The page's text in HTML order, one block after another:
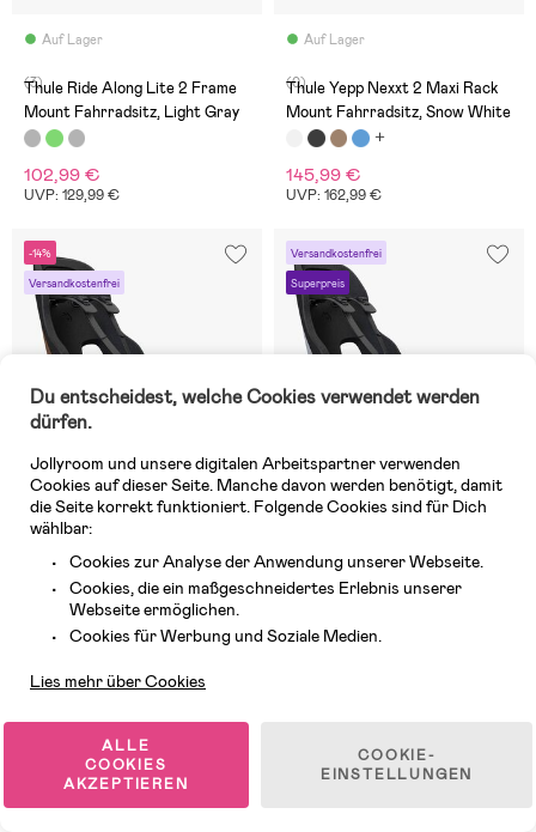
Auf Lager
(3)
Thule Ride Along Lite 2 Frame
Mount Fahrradsitz, Light Gray
102,99 €
UVP: 129,99 €
Auf Lager
(0)
Thule Yepp Nexxt 2 Maxi Rack
Mount Fahrradsitz, Snow White
145,99 €
UVP: 162,99 €
-14%
Versandkostenfrei
Auf Lager
Thule Yepp Nexxt 2 Maxi Rack
Brown
Versandkostenfrei
Superpreis
Auf Lager
(1)
Thule Yepp Nexxt 2 Maxi Frame
UVP: 182,99 €
Du entscheidest, welche Cookies verwendet werden
dürfen.
Jollyroom und unsere digitalen Arbeitspartner verwenden
Cookies auf dieser Seite. Manche davon werden benötigt, damit
die Seite korrekt funktioniert. Folgende Cookies sind für Dich
wählbar:
Cookies zur Analyse der Anwendung unserer Webseite.
Cookies, die ein maßgeschneidertes Erlebnis unserer
Webseite ermöglichen.
Cookies für Werbung und Soziale Medien.
Lies mehr über Cookies
ALLE
COOKIES
AKZEPTIEREN
COOKIE-
EINSTELLUNGEN